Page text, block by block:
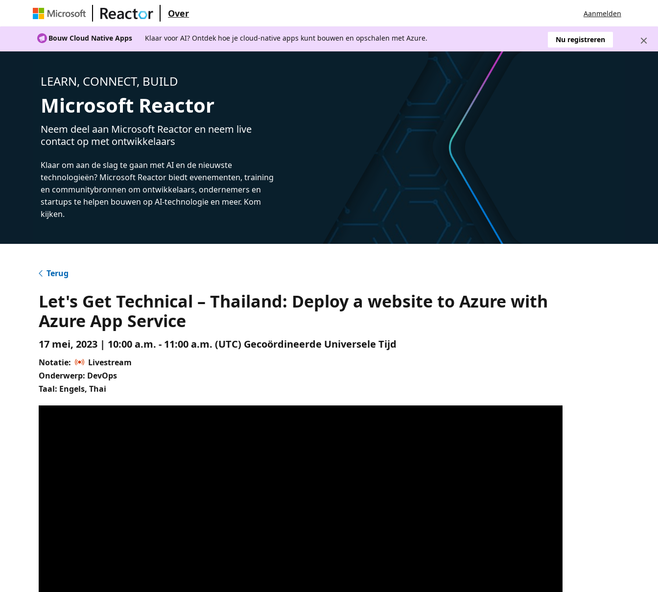
Over Aanmelden
Bouw Cloud Native Apps Klaar voor AI? Ontdek hoe je cloud-native apps kunt bouwen en opschalen met Azure. Nu registreren
LEARN, CONNECT, BUILD
Microsoft Reactor
Neem deel aan Microsoft Reactor en neem live
contact op met ontwikkelaars
Klaar om aan de slag te gaan met AI en de nieuwste
technologieën? Microsoft Reactor biedt evenementen, training
en communitybronnen om ontwikkelaars, ondernemers en
startups te helpen bouwen op AI-technologie en meer. Kom
kijken.
Terug
Let's Get Technical – Thailand: Deploy a website to Azure with
Azure App Service
17 mei, 2023 | 10:00 a.m. - 11:00 a.m. (UTC) Gecoördineerde Universele Tijd
Notatie:
Livestream
Onderwerp: DevOps
Taal: Engels, Thai